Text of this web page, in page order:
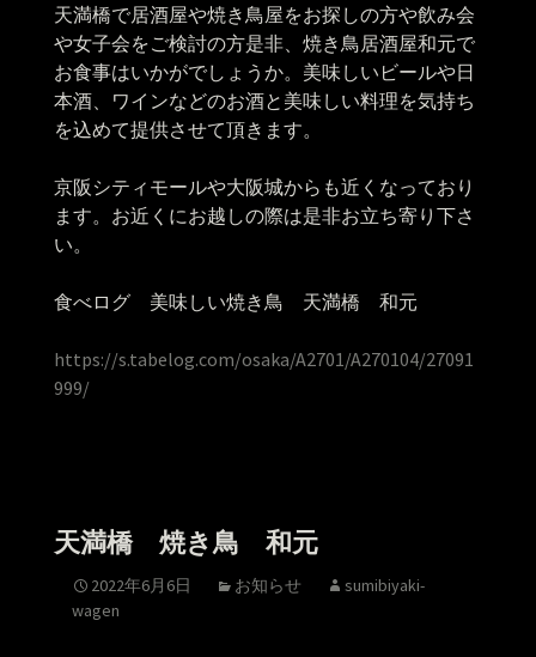
天満橋で居酒屋や焼き鳥屋をお探しの方や飲み会
や女子会をご検討の方是非、焼き鳥居酒屋和元で
お食事はいかがでしょうか。美味しいビールや日
本酒、ワインなどのお酒と美味しい料理を気持ち
を込めて提供させて頂きます。
京阪シティモールや大阪城からも近くなっており
ます。お近くにお越しの際は是非お立ち寄り下さ
い。
食べログ 美味しい焼き鳥 天満橋 和元
https://s.tabelog.com/osaka/A2701/A270104/27091
999/
天満橋 焼き鳥 和元
2022年6月6日 お知らせ
sumibiyaki-
wagen